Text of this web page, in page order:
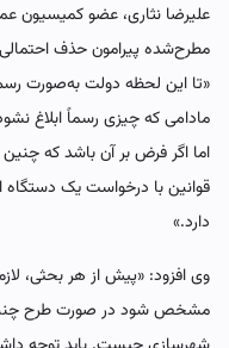
علیرضا نثاری، عضو کمیسیون
«تا این لحظه دولت به‌صورت
مادامی که چیزی رسماً ابلاغ
اما اگر فرض بر آن باشد که
قوانین با درخواست یک دستگاه
دارد.»
وی افزود: «پیش از هر بحثی،
مشخص شود در صورت طرح چنین